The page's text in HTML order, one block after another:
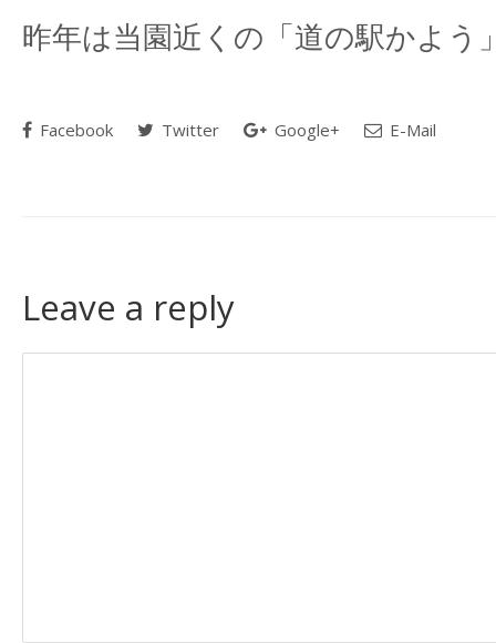
昨年は当園近くの「道の駅かよう
Facebook Twitter Google+ E-Mail
Leave a reply